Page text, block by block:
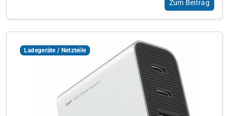
Zum Beitrag
Ladegeräte / Netzteile